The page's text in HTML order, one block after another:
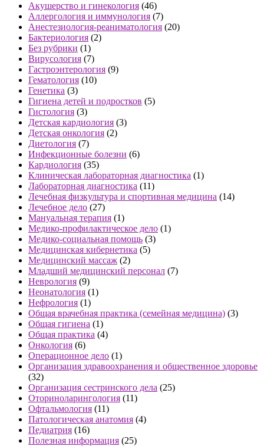
Акушерство и гинекология (46)
Аллергология и иммунология (7)
Анестезиология-реаниматология (20)
Бактериология (2)
Без рубрики (1)
Вирусология (7)
Гастроэнтерология (9)
Гематология (10)
Генетика (3)
Гигиена детей и подростков (5)
Гистология (3)
Детская кардиология (3)
Детская онкология (2)
Диетология (7)
Инфекционные болезни (6)
Кардиология (35)
Клиническая лабораторная диагностика (1)
Лабораторная диагностика (11)
Лечебная физкультура и спортивная медицина (14)
Лечебное дело (27)
Мануальная терапия (1)
Медико-профилактическое дело (1)
Медико-социальная помощь (3)
Медицинская кибернетика (5)
Медицинский массаж (2)
Младший медицинский персонал (7)
Неврология (9)
Неонатология (1)
Нефрология (1)
Общая врачебная практика (семейная медицина) (3)
Общая гигиена (1)
Общая практика (4)
Онкология (6)
Операционное дело (1)
Организация здравоохранения и общественное здоровье
(32)
Организация сестринского дела (25)
Оториноларингология (11)
Офтальмология (11)
Патологическая анатомия (4)
Педиатрия (16)
Полезная информация (25)